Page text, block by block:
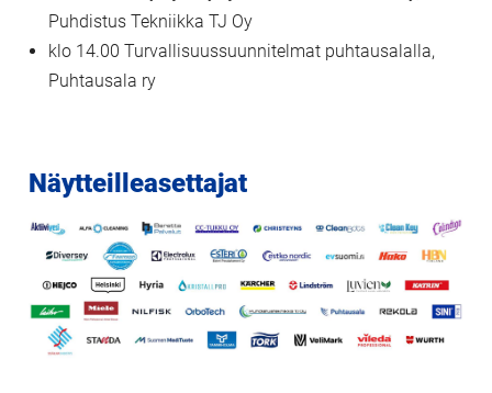
Puhdistus Tekniikka TJ Oy
klo 14.00 Turvallisuussuunnitelmat puhtausalalla,
Puhtausala ry
Näytteilleasettajat